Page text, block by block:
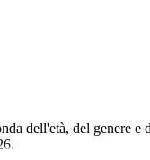
dell'età, del genere e